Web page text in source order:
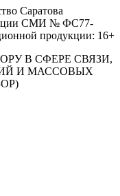
Саратова
СМИ № ФС77-
продукции: 16+
В СФЕРЕ СВЯЗИ,
И МАССОВЫХ